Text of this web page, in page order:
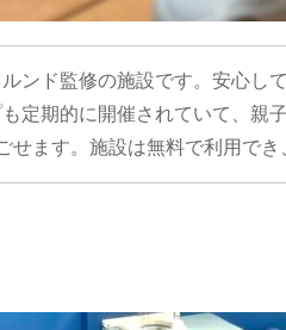
ンド監修の施設です。安心し
定期的に開催されていて、親
ます。施設は無料で利用でき